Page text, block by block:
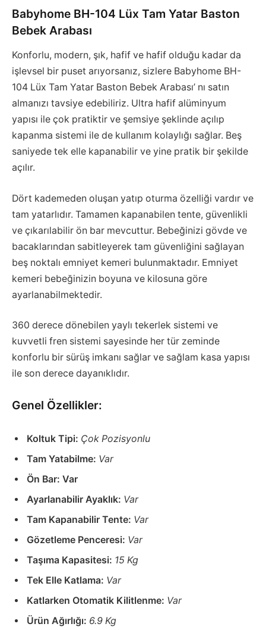
Babyhome BH-104 Lüx Tam Yatar Baston
Bebek Arabası
Konforlu, modern, şık, hafif ve hafif olduğu kadar da
işlevsel bir puset arıyorsanız, sizlere Babyhome BH-
104 Lüx Tam Yatar Baston Bebek Arabası’ nı satın
almanızı tavsiye edebiliriz. Ultra hafif alüminyum
yapısı ile çok pratiktir ve şemsiye şeklinde açılıp
kapanma sistemi ile de kullanım kolaylığı sağlar. Beş
saniyede tek elle kapanabilir ve yine pratik bir şekilde
açılır.
Dört kademeden oluşan yatıp oturma özelliği vardır ve
tam yatarlıdır. Tamamen kapanabilen tente, güvenlikli
ve çıkarılabilir ön bar mevcuttur. Bebeğinizi gövde ve
bacaklarından sabitleyerek tam güvenliğini sağlayan
beş noktalı emniyet kemeri bulunmaktadır. Emniyet
kemeri bebeğinizin boyuna ve kilosuna göre
ayarlanabilmektedir.
360 derece dönebilen yaylı tekerlek sistemi ve
kuvvetli fren sistemi sayesinde her tür zeminde
konforlu bir sürüş imkanı sağlar ve sağlam kasa yapısı
ile son derece dayanıklıdır.
Genel Özellikler:
Koltuk Tipi: Çok Pozisyonlu
Tam Yatabilme: Var
Ön Bar: Var
Ayarlanabilir Ayaklık: Var
Tam Kapanabilir Tente: Var
Gözetleme Penceresi: Var
Taşıma Kapasitesi: 15 Kg
Tek Elle Katlama: Var
Katlarken Otomatik Kilitlenme: Var
Ürün Ağırlığı: 6.9 Kg